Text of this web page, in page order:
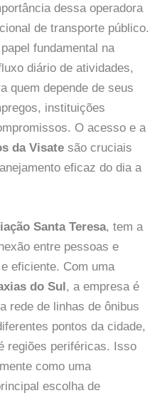
dessa operadora
de transporte público.
fundamental na
diário de atividades,
quem depende de seus
instituições
O acesso e a
da Visate são cruciais
eficaz do dia a
Santa Teresa, tem a
entre pessoas e
eficiente. Com uma
do Sul, a empresa é
rede de linhas de ônibus
pontos da cidade,
regiões periféricas. Isso
como uma
escolha de